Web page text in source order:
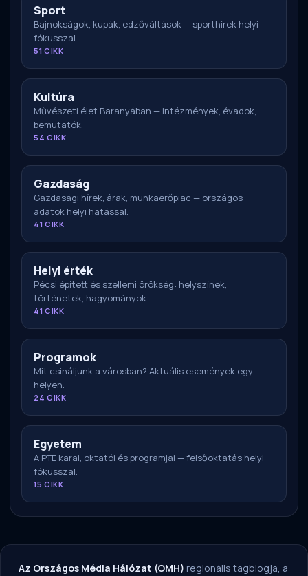
Sport
Bajnokságok, kupák, edzőváltások — sporthírek helyi
fókusszal.
51 CIKK
Kultúra
Művészeti élet Baranyában — intézmények, évadok,
bemutatók.
54 CIKK
Gazdaság
Gazdasági hírek, árak, munkaerőpiac — országos
adatok helyi hatással.
41 CIKK
Helyi érték
Pécsi épített és szellemi örökség: helyszínek,
történetek, hagyományok.
41 CIKK
Programok
Mit csináljunk a városban? Aktuális események egy
helyen.
24 CIKK
Egyetem
A PTE karai, oktatói és programjai — felsőoktatás helyi
fókusszal.
15 CIKK
Az Országos Média Hálózat (OMH) regionális tagblogja, a